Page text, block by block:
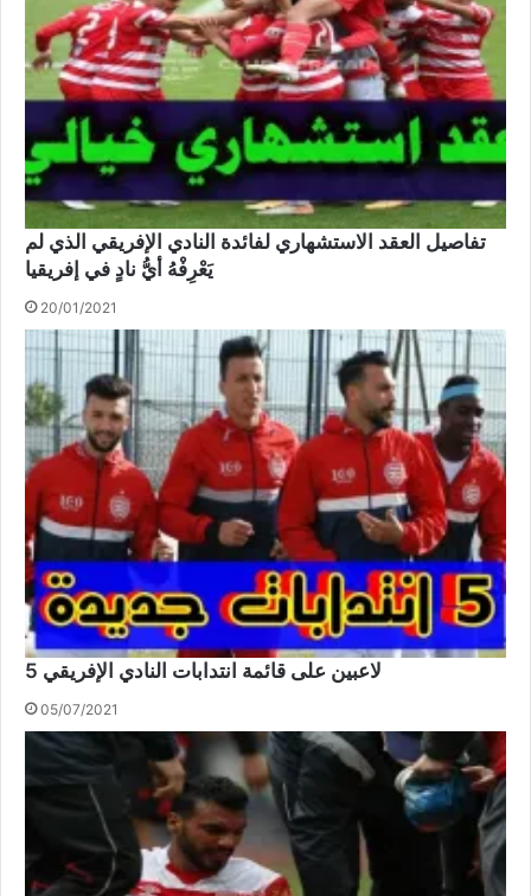
تفاصيل العقد الاستشهاري لفائدة النادي الإفريقي الذي لم
يَعْرِفْهُ أيُّ نادٍ في إفريقيا
20/01/2021
5 لاعبين على قائمة انتدابات النادي الإفريقي
05/07/2021